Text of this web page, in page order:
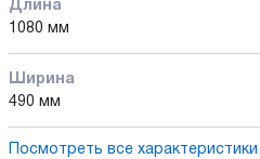
Длина
1080 мм
Ширина
490 мм
Посмотреть все характеристики